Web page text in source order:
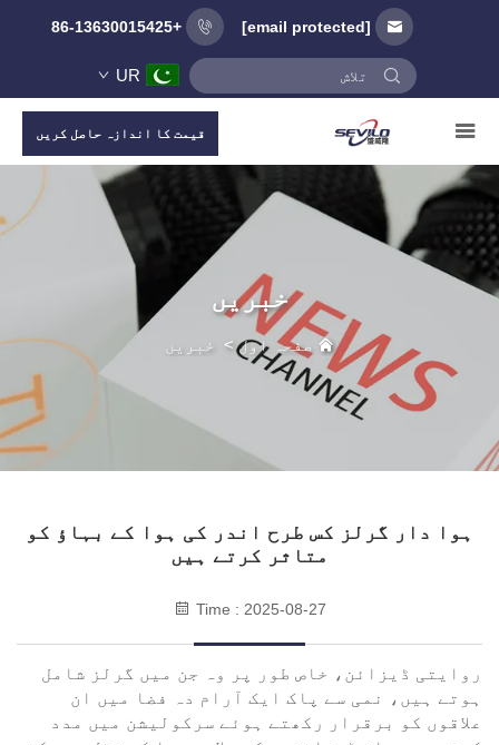
[email protected]
+86-13630015425
UR
قیمت کا اندازہ حاصل کریں
خبریں
صفحہ اول> خبریں
ہوا دار گرلز کس طرح اندر کی ہوا کے بہاؤ کو
متاثر کرتے ہیں
Time : 2025-08-27
روایتی ڈیزائن، خاص طور پر وہ جن میں گرلز شامل
ہوتے ہیں، نمی سے پاک ایک آرام دہ فضا میں ان
علاقوں کو برقرار رکھتے ہوئے سرکولیشن میں مدد